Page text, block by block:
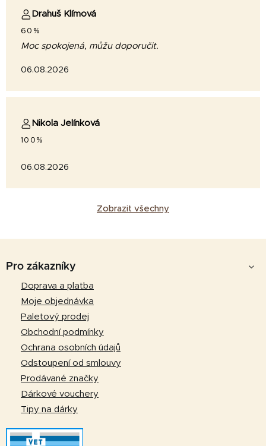
Drahuš Klímová
60%
Moc spokojená, můžu doporučit.
06.08.2026
Nikola Jelínková
100%
06.08.2026
Zobrazit všechny
Pro zákazníky
Doprava a platba
Moje objednávka
Paletový prodej
Obchodní podmínky
Ochrana osobních údajů
Odstoupení od smlouvy
Prodávané značky
Dárkové vouchery
Tipy na dárky